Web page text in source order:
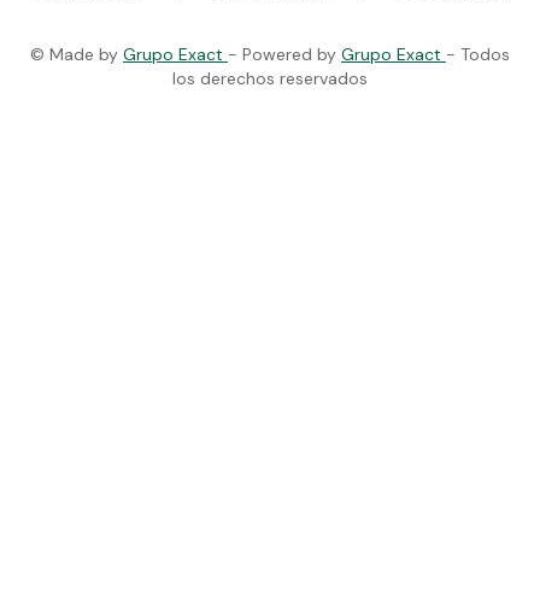
© Made by Grupo Exact - Powered by Grupo Exact - Todos
los derechos reservados